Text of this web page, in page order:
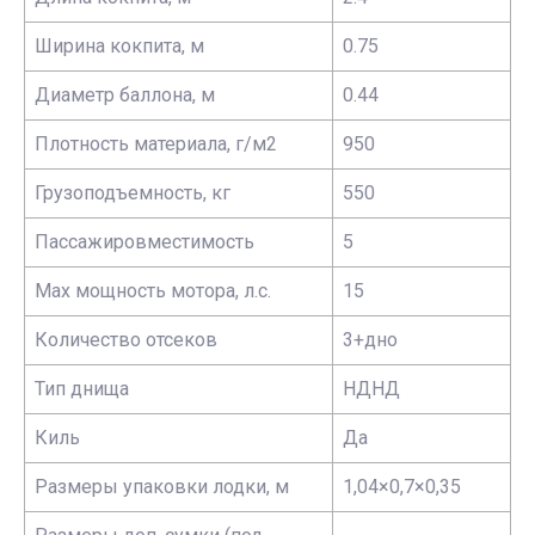
Ширина кокпита, м 0.75
Диаметр баллона, м 0.44
Плотность материала, г/м2 950
Грузоподъемность, кг 550
Пассажировместимость 5
Max мощность мотора, л.с. 15
Количество отсеков 3+дно
Тип днища НДНД
Киль Да
Размеры упаковки лодки, м 1,04×0,7×0,35